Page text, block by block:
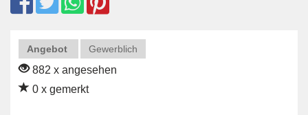
Angebot Gewerblich
882 x angesehen
0 x gemerkt